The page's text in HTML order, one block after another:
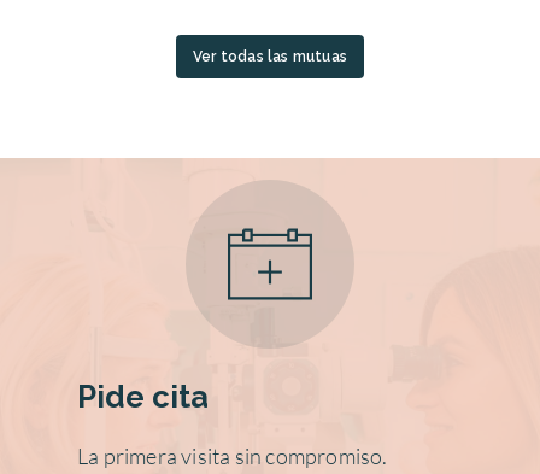
Ver todas las mutuas
Pide cita
La primera visita sin compromiso.